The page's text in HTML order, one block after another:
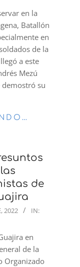
en la
Batallón
en
de la
a este
Mezú
su
de
2022
IN:
en
de la
Organizado